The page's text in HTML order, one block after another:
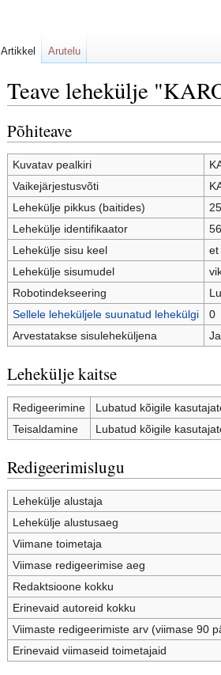
Teave lehekülje
Põhiteave
Kuvatav pealkiri
Vaikejärjestusvõti
Lehekülje pikkus (baitides)
Lehekülje identifikaator
Lehekülje sisu keel
et
Lehekülje sisumudel
Robotindekseering
Sellele leheküljele suunatud lehekülgi
0
Arvestatakse sisuleheküljena
Lehekülje kaitse
Redigeerimine
Lubatud kõigile
Teisaldamine
Lubatud kõigile
Redigeerimislugu
Lehekülje alustaja
Lehekülje alustusaeg
Viimane toimetaja
Viimase redigeerimise aeg
Redaktsioone kokku
Erinevaid autoreid kokku
Viimaste redigeerimiste arv (viimase 90
Erinevaid viimaseid toimetajaid
Artikkel Arutelu